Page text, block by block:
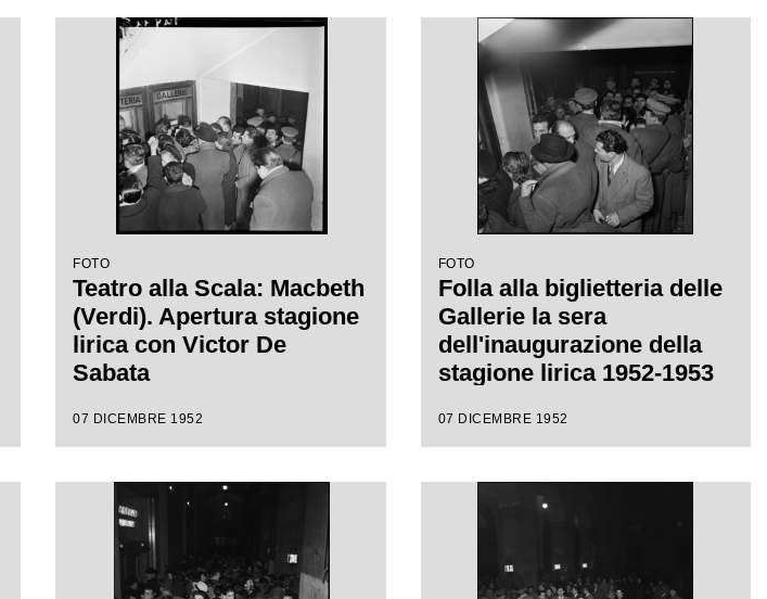
Sabata, con la regia di
Carl Ebert
FOTO
Teatro alla Scala: Macbeth
(Verdi). Apertura stagione
lirica con Victor De
Sabata
07 DICEMBRE 1952
FOTO
Folla alla biglietteria delle
Gallerie la sera
dell'inaugurazione della
stagione lirica 1952-1953
l'opera "Macbeth", di
Victor de Sabata, con la
regia di Carl Ebert
07 DICEMBRE 1952